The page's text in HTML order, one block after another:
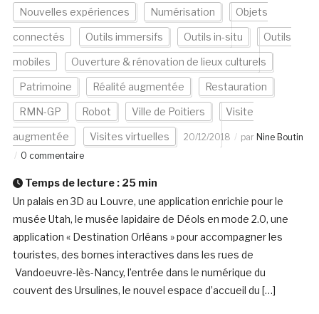
Nouvelles expériences Numérisation Objets
connectés Outils immersifs Outils in-situ Outils
mobiles Ouverture & rénovation de lieux culturels
Patrimoine Réalité augmentée Restauration
RMN-GP Robot Ville de Poitiers Visite
augmentée Visites virtuelles 20/12/2018 par Nine Boutin
0 commentaire
Temps de lecture : 25 min
Un palais en 3D au Louvre, une application enrichie pour le
musée Utah, le musée lapidaire de Déols en mode 2.0, une
application « Destination Orléans » pour accompagner les
touristes, des bornes interactives dans les rues de
Vandoeuvre-lès-Nancy, l’entrée dans le numérique du
couvent des Ursulines, le nouvel espace d’accueil du […]